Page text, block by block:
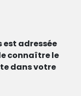
adressée
connaître le
dans votre